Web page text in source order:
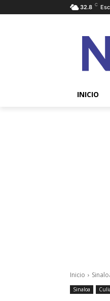
32.8 C
INICIO
Inicio
Sinaloa